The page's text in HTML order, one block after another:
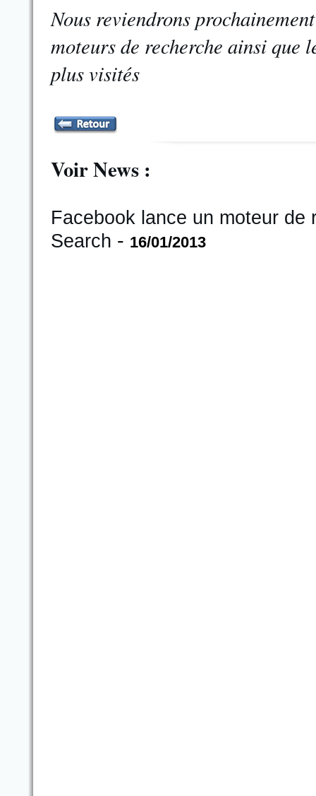
Nous reviendrons
moteurs de recherche ainsi que
plus visités
Voir News :
Facebook lance un moteur de
Search - 16/01/2013